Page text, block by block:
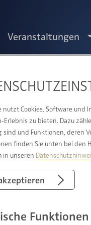
nutzt Cookies, Software
Erlebnis zu bieten. Dazu
sind und Funktionen, deren
finden Sie unten bei den
in unseren
Funktionen
Veranstaltungen
DIESE
KANN
ob groß oder klein,
Sie eher eine